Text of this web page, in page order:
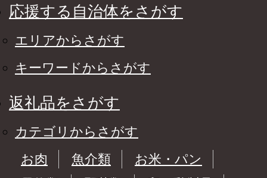
応援する自治体をさがす
エリアからさがす
キーワードからさがす
返礼品をさがす
カテゴリからさがす
お肉
魚介類
お米・パン